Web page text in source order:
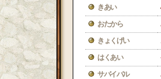
きあい
おたから
きょくげい
はくあい
サバイバル